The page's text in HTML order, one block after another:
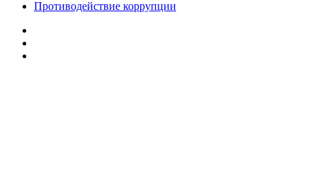
Противодействие коррупции